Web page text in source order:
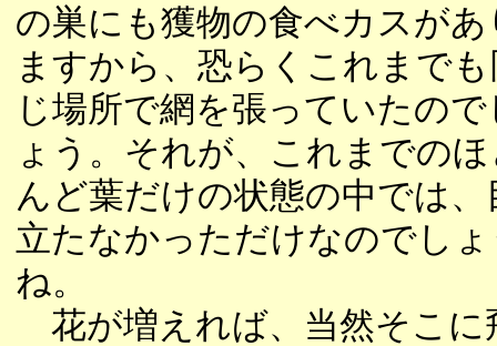
の巣にも獲物の食べカスがあ
ますから、恐らくこれまでも
じ場所で網を張っていたので
ょう。それが、これまでの
んど葉だけの状態の中では、
立たなかっただけなのでし
ね。
花が増えれば、当然そこに